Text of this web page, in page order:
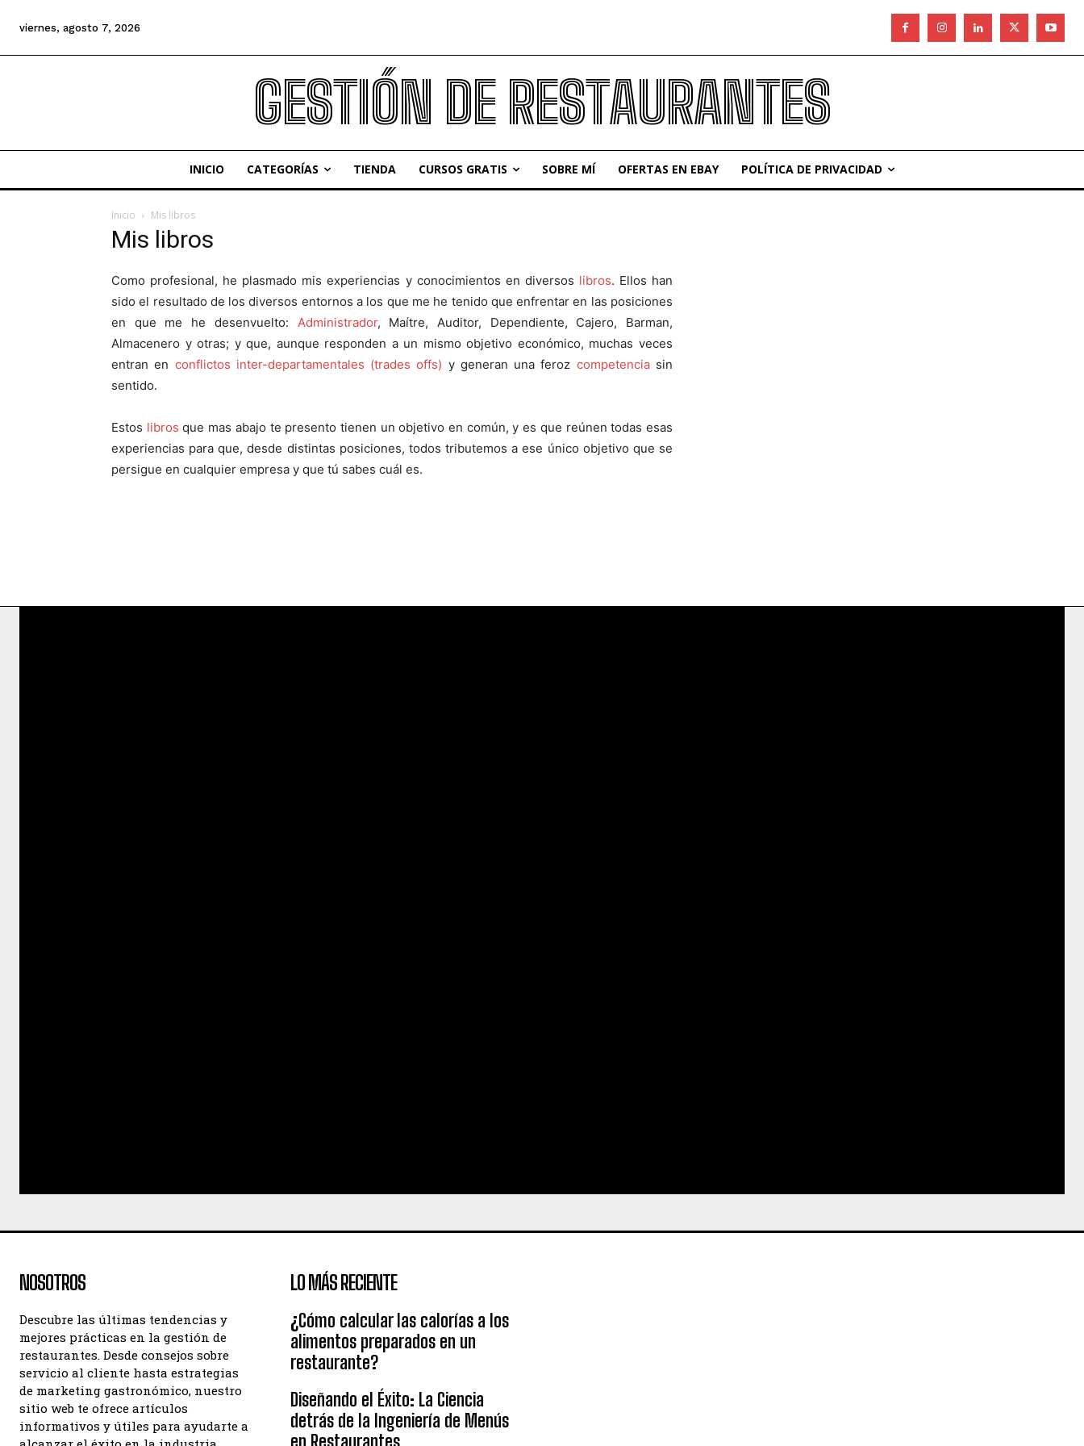
viernes, agosto 7, 2026
GESTIÓN DE RESTAURANTES
INICIO CATEGORÍAS TIENDA CURSOS GRATIS SOBRE MÍ OFERTAS EN EBAY POLÍTICA DE PRIVACIDAD
Inicio Mis libros
Mis libros
Como profesional, he plasmado mis experiencias y conocimientos en diversos libros. Ellos han
sido el resultado de los diversos entornos a los que me he tenido que enfrentar en las posiciones
en que me he desenvuelto: Administrador, Maítre, Auditor, Dependiente, Cajero, Barman,
Almacenero y otras; y que, aunque responden a un mismo objetivo económico, muchas veces
entran en conflictos inter-departamentales (trades offs) y generan una feroz competenciasin
sentido.
Estos libros que mas abajo te presento tienen un objetivo en común, y es que reúnen todas esas
experiencias para que, desde distintas posiciones, todos tributemos a ese único objetivo que se
persigue en cualquier empresa y que tú sabes cuál es.
NOSOTROS
Descubre las últimas tendencias y
mejores prácticas en la gestión de
restaurantes. Desde consejos sobre
servicio al cliente hasta estrategias
de marketing gastronómico, nuestro
sitio web te ofrece artículos
informativos y útiles para ayudarte a
LO MÁS RECIENTE
¿Cómo calcular las calorías a los
alimentos preparados en un
restaurante?
Diseñando el Éxito: La Ciencia
detrás de la Ingeniería de Menús
en Restaurantes